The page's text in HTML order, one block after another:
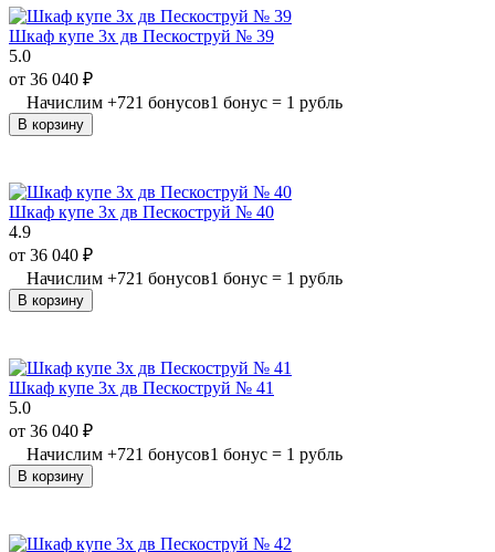
Шкаф купе 3х дв Пескоструй № 39
5.0
от 36 040 ₽
Начислим +721 бонусов1 бонус = 1 рубль
В корзину
Шкаф купе 3х дв Пескоструй № 40
4.9
от 36 040 ₽
Начислим +721 бонусов1 бонус = 1 рубль
В корзину
Шкаф купе 3х дв Пескоструй № 41
5.0
от 36 040 ₽
Начислим +721 бонусов1 бонус = 1 рубль
В корзину